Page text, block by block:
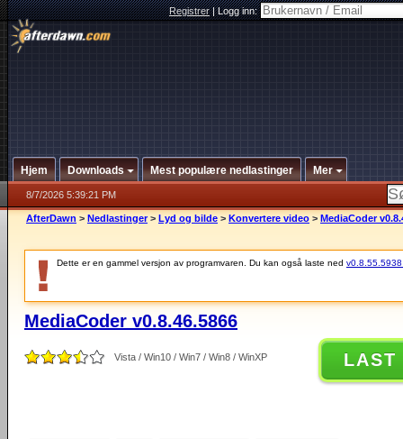
Registrer|Logg inn:
Hjem Downloads Mest populære nedlastinger Mer
8/7/2026 5:39:21 PM
AfterDawn > Nedlastinger > Lyd og bilde > Konvertere video > MediaCoder
Dette er en gammel versjon av programvaren. Du kan også laste ned v0.8.55.5938
MediaCoder v0.8.46.5866
Vista / Win10 / Win7 / Win8 / WinXP LAST